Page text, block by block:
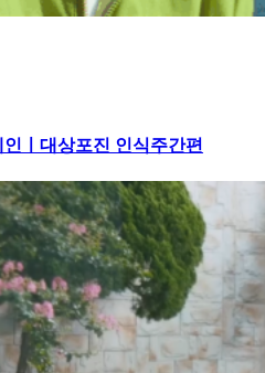
ㅣ대상포진 인식주간편